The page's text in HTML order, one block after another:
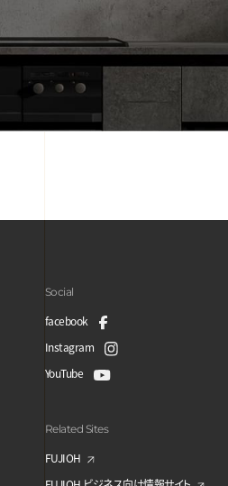
Social
facebook
Instagram
YouTube
Related Sites
FUJIOH